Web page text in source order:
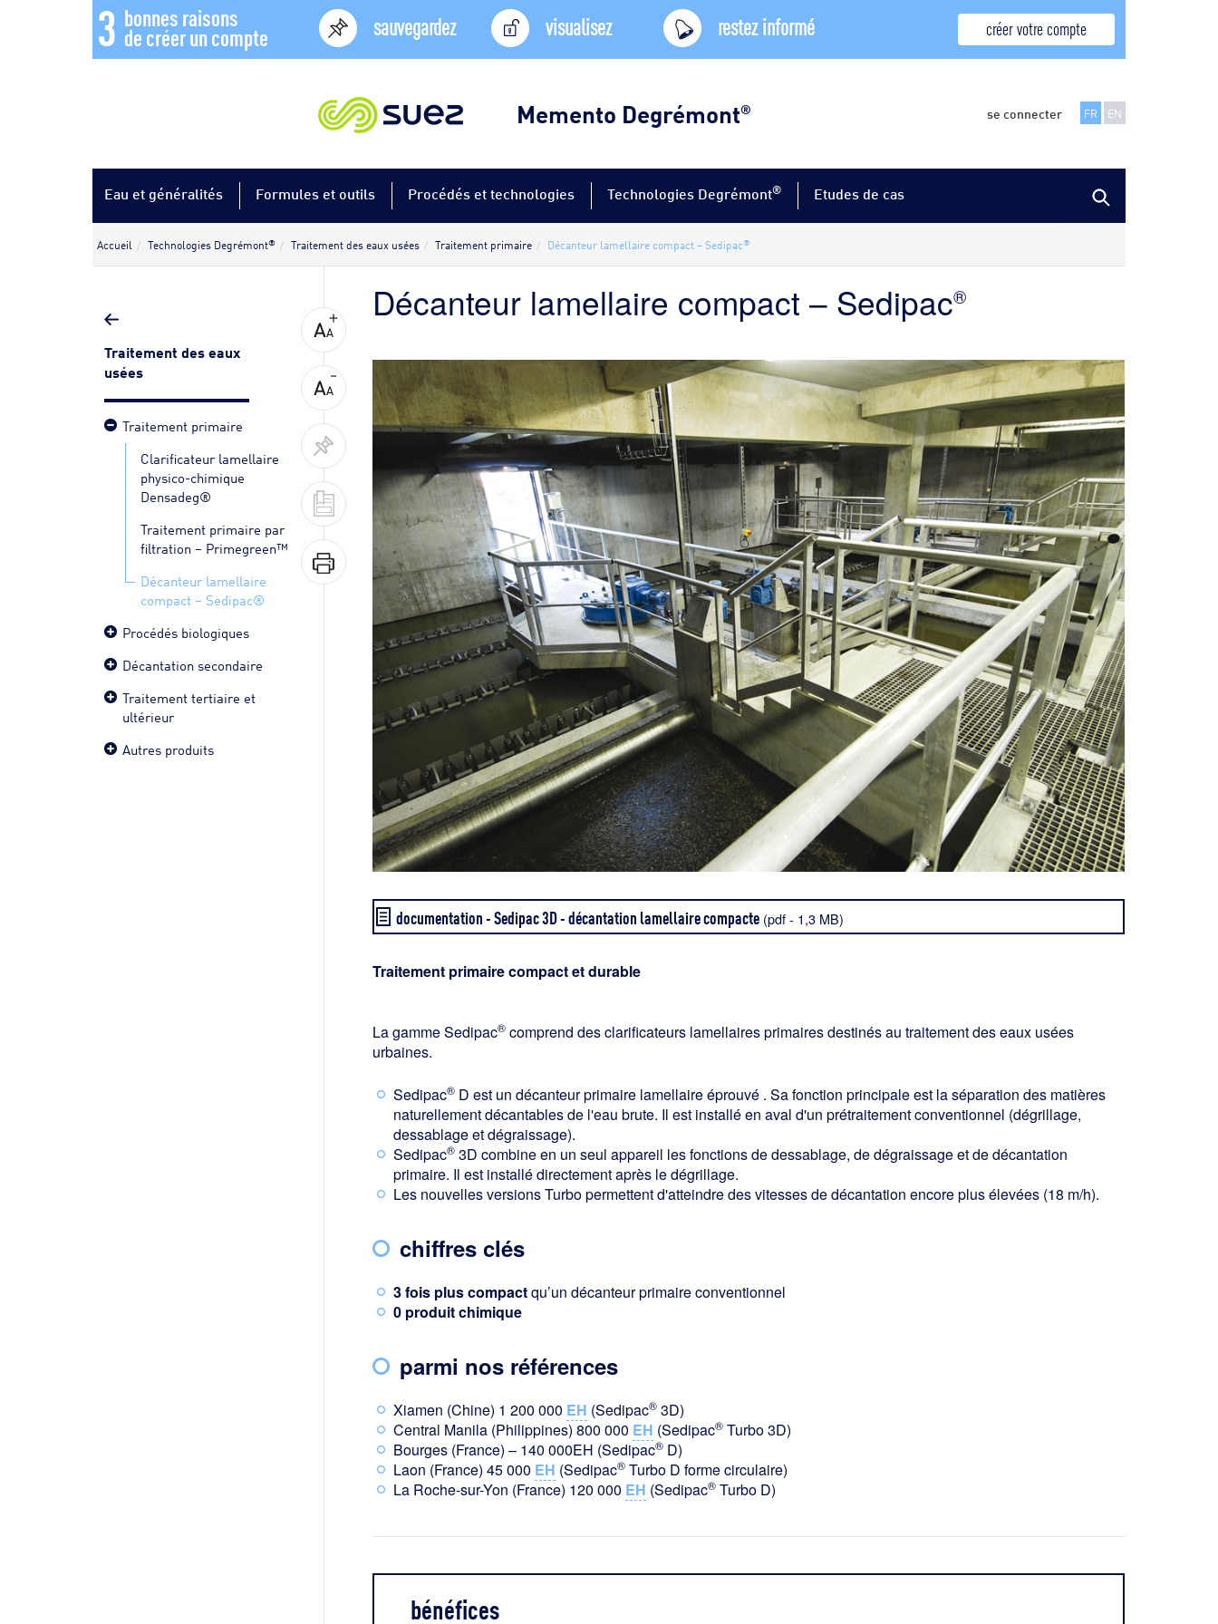
3 bonnes raisons
de créer un compte sauvegardez visualisez restez informé créer votre compte
Memento Degrémont® se connecter FR EN
Eau et généralités Formules et outils Procédés et technologies Technologies Degrémont® Etudes de cas
Accueil Technologies Degrémont® Traitement des eaux usées Traitement primaire Décanteur lamellaire compact – Sedipac®
Traitement des eaux
usées
Traitement primaire
Clarificateur lamellaire
physico-chimique
Densadeg®
Traitement primaire par
filtration – Primegreen™
Décanteur lamellaire
compact – Sedipac®
Procédés biologiques
Décantation secondaire
Traitement tertiaire et
ultérieur
Autres produits
Décanteur lamellaire compact – Sedipac®
documentation - Sedipac 3D - décantation lamellaire compacte (pdf - 1,3 MB)
Traitement primaire compact et durable
La gamme Sedipac® comprend des clarificateurs lamellaires primaires destinés au traitement des eaux usées
urbaines.
Sedipac® D est un décanteur primaire lamellaire éprouvé . Sa fonction principale est la séparation des matières
naturellement décantables de l'eau brute. Il est installé en aval d'un prétraitement conventionnel (dégrillage,
dessablage et dégraissage).
Sedipac® 3D combine en un seul appareil les fonctions de dessablage, de dégraissage et de décantation
primaire. Il est installé directement après le dégrillage.
Les nouvelles versions Turbo permettent d'atteindre des vitesses de décantation encore plus élevées (18 m/h).
chiffres clés
3 fois plus compactqu’un décanteur primaire conventionnel
0 produit chimique
parmi nos références
Xiamen (Chine) 1 200 000 EH (Sedipac® 3D)
Central Manila (Philippines) 800 000 EH (Sedipac® Turbo 3D)
Bourges (France) – 140 000EH (Sedipac® D)
Laon (France) 45 000 EH (Sedipac® Turbo D forme circulaire)
La Roche-sur-Yon (France) 120 000 EH (Sedipac® Turbo D)
bénéfices